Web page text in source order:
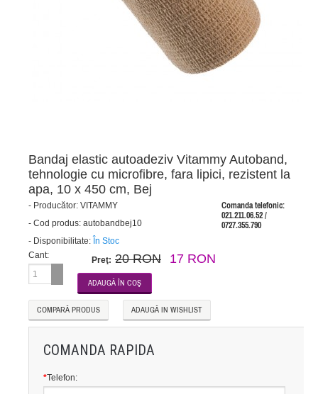
Bandaj elastic autoadeziv Vitammy Autoband,
tehnologie cu microfibre, fara lipici, rezistent la
apa, 10 x 450 cm, Bej
Comanda telefonic:
021.211.06.52 /
0727.355.790
- Producător: VITAMMY
- Cod produs: autobandbej10
- Disponibilitate: În Stoc
Cant:
Preţ: 20 RON 17 RON
COMPARĂ PRODUS ADAUGĂ IN WISHLIST
COMANDA RAPIDA
*Telefon: